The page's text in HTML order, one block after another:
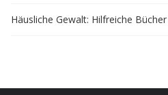
Häusliche Gewalt: Hilfreiche Bücher